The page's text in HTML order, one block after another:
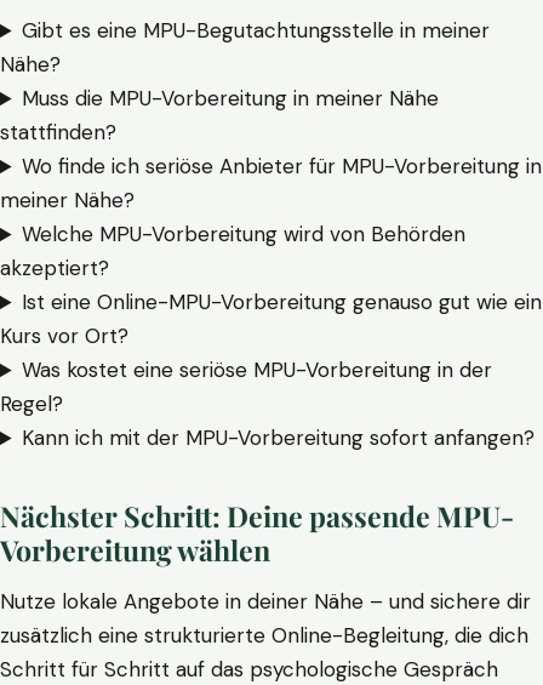
Gibt es eine MPU-Begutachtungsstelle in meiner
Nähe?
Muss die MPU-Vorbereitung in meiner Nähe
stattfinden?
Wo finde ich seriöse Anbieter für MPU-Vorbereitung in
meiner Nähe?
Welche MPU-Vorbereitung wird von Behörden
akzeptiert?
Ist eine Online-MPU-Vorbereitung genauso gut wie ein
Kurs vor Ort?
Was kostet eine seriöse MPU-Vorbereitung in der
Regel?
Kann ich mit der MPU-Vorbereitung sofort anfangen?
Nächster Schritt: Deine passende MPU-
Vorbereitung wählen
Nutze lokale Angebote in deiner Nähe – und sichere dir
zusätzlich eine strukturierte Online-Begleitung, die dich
Schritt für Schritt auf das psychologische Gespräch